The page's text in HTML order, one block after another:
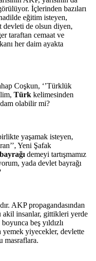
İçlerinden bazıları
eğitim isteyen,
devleti de olsun diyen,
taraftan cemaat ve
her daim ayakta
Coşkun, ‘’Türklük
Türkkelimesinden
olabilir mi?
yaşamak isteyen,
Yeni Şafak
demeyi tartışmamız
yada devlet bayrağı
AKP propagandasından
akil insanlar, gittikleri yerde
beş yıldızlı
yemek yiyecekler, devlette
masraflara.